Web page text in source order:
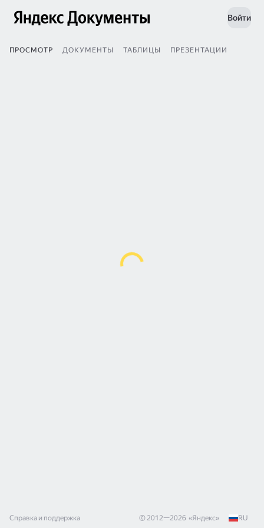
Войти
ПРОСМОТР ДОКУМЕНТЫ ТАБЛИЦЫ ПРЕЗЕНТАЦИИ
Справка и поддержка © 2012—2026 «Яндекс» RU